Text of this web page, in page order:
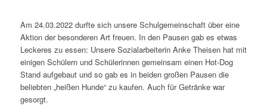
Am 24.03.2022 durfte sich unsere Schulgemeinschaft über eine
Aktion der besonderen Art freuen. In den Pausen gab es etwas
Leckeres zu essen: Unsere Sozialarbeiterin Anke Theisen hat mit
einigen Schülern und Schülerinnen gemeinsam einen Hot-Dog
Stand aufgebaut und so gab es in beiden großen Pausen die
beliebten „heißen Hunde“ zu kaufen. Auch für Getränke war
gesorgt.